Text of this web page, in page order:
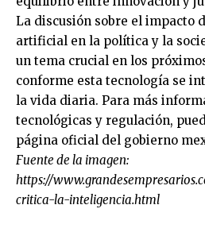
La discusión sobre el impacto
artificial en la política y la
un tema crucial en los
conforme esta tecnología se
la vida diaria. Para más
tecnológicas y regulación,
página oficial del gobierno
Fuente de la imagen:
https://
critica-la-inteligencia.html